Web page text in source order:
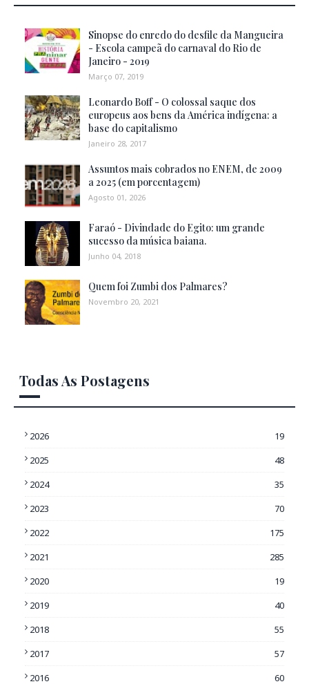
Sinopse do enredo do desfile da Mangueira
- Escola campeã do carnaval do Rio de
Janeiro - 2019
Março 07, 2019
Leonardo Boff - O colossal saque dos
europeus aos bens da América indígena: a
base do capitalismo
Janeiro 28, 2017
Assuntos mais cobrados no ENEM, de 2009
a 2025 (em porcentagem)
Agosto 01, 2026
Faraó - Divindade do Egito: um grande
sucesso da música baiana.
Junho 04, 2018
Quem foi Zumbi dos Palmares?
Novembro 20, 2021
Todas As Postagens
2026
19
2025
48
2024
35
2023
70
2022
175
2021
285
2020
19
2019
40
2018
55
2017
57
2016
60